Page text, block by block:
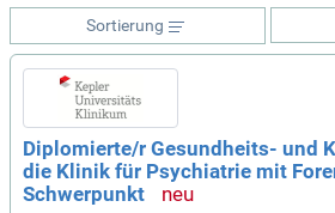
Sortierung
Diplomierte/r Gesundheits- und
die Klinik für Psychiatrie mit
Schwerpunkt